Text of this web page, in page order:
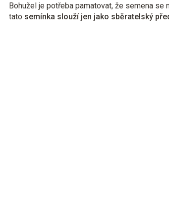
Bohužel je potřeba pamatovat, že semena se
tato semínka slouží jen jako sběratelský